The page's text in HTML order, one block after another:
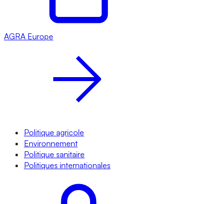
AGRA Europe
Politique agricole
Environnement
Politique sanitaire
Politiques internationales